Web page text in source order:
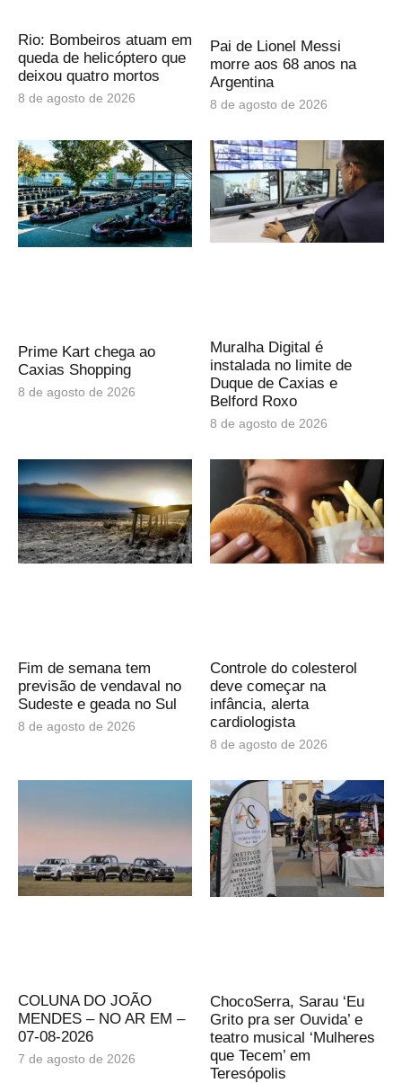
Rio: Bombeiros atuam em
queda de helicóptero que
deixou quatro mortos
8 de agosto de 2026
Pai de Lionel Messi
morre aos 68 anos na
Argentina
8 de agosto de 2026
Prime Kart chega ao
Caxias Shopping
8 de agosto de 2026
Muralha Digital é
instalada no limite de
Duque de Caxias e
Belford Roxo
8 de agosto de 2026
Fim de semana tem
previsão de vendaval no
Sudeste e geada no Sul
8 de agosto de 2026
Controle do colesterol
deve começar na
infância, alerta
cardiologista
8 de agosto de 2026
COLUNA DO JOÃO
MENDES – NO AR EM –
07-08-2026
7 de agosto de 2026
ChocoSerra, Sarau ‘Eu
Grito pra ser Ouvida’ e
teatro musical ‘Mulheres
que Tecem’ em
Teresópolis